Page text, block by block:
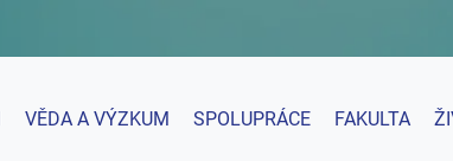
VĚDA A VÝZKUM SPOLUPRÁCE FAKULTA